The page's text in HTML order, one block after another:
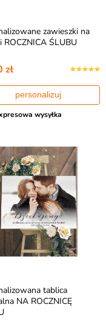
zawieszki na
ROCZNICA ŚLUBU
zł
personalizuj
wysyłka
tablica
NA ROCZNICĘ